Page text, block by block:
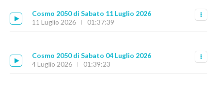
Cosmo 2050 di Sabato 11 Luglio 2026
11 Luglio 2026
01:37:39
Cosmo 2050 di Sabato 04 Luglio 2026
4 Luglio 2026
01:39:23